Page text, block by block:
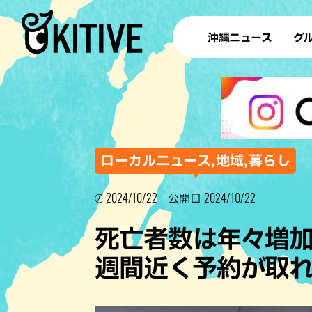
沖縄ニュース グ
ラ
テイ
すし
ステー
その他
ローカルニュース,地域,暮らし
2024/10/22 公開日 2024/10/22
死亡者数は年々増
週間近く予約が取